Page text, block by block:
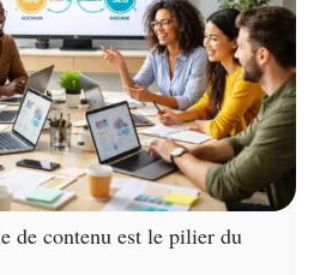
de contenu est le pilier du